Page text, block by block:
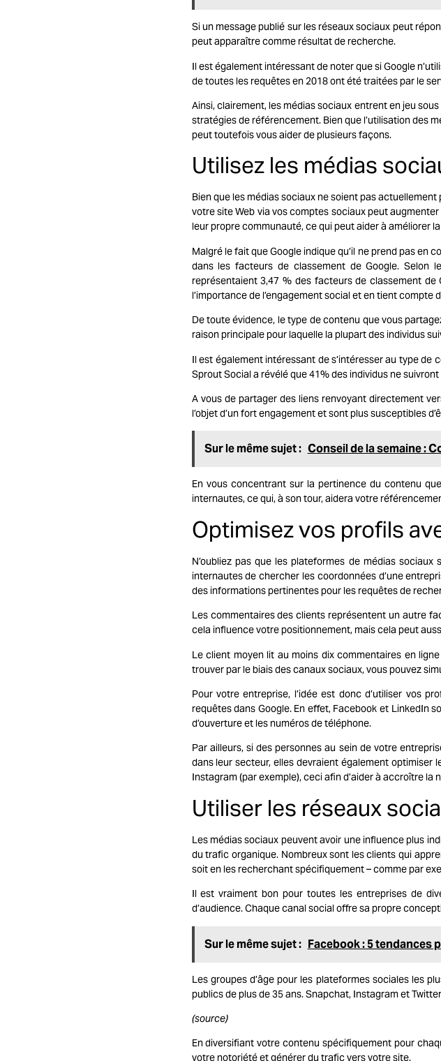
Si un message publié sur les réseaux sociaux peut
peut apparaître comme résultat de recherche.
Il est également intéressant de noter que si Google
de toutes les requêtes en 2018 ont été traitées par le
Ainsi, clairement, les médias sociaux entrent en jeu
stratégies de référencement. Bien que l’utilisation des
peut toutefois vous aider de plusieurs façons.
Utilisez les médias
Bien que les médias sociaux ne soient pas
votre site Web via vos comptes sociaux peut
leur propre communauté, ce qui peut aider à améliorer
Malgré le fait que Google indique qu’il ne prend pas en
dans les facteurs de classement de Google. Selon
représentaient 3,47 % des facteurs de classement
l’importance de l’engagement social et en tient
De toute évidence, le type de contenu que vous
raison principale pour laquelle la plupart des individus
Il est également intéressant de s’intéresser au type de
Sprout Social a révélé que 41% des individus ne
A vous de partager des liens renvoyant directement
l’objet d’un fort engagement et sont plus susceptibles
Sur le même sujet : Conseil de la semaine :
En vous concentrant sur la pertinence du contenu
internautes, ce qui, à son tour, aidera votre
Optimisez vos profils
N’oubliez pas que les plateformes de médias
internautes de chercher les coordonnées d’une
des informations pertinentes pour les requêtes de
Les commentaires des clients représentent un autre
cela influence votre positionnement, mais cela peut
Le client moyen lit au moins dix commentaires en
trouver par le biais des canaux sociaux, vous pouvez
Pour votre entreprise, l’idée est donc d’utiliser vos
requêtes dans Google. En effet, Facebook et LinkedIn
d’ouverture et les numéros de téléphone.
Par ailleurs, si des personnes au sein de votre
dans leur secteur, elles devraient également optimiser
Instagram (par exemple), ceci afin d’aider à accroître la
Utiliser les réseaux
Les médias sociaux peuvent avoir une influence plus
du trafic organique. Nombreux sont les clients qui
soit en les recherchant spécifiquement – comme par
Il est vraiment bon pour toutes les entreprises de
d’audience. Chaque canal social offre sa propre
Sur le même sujet : Facebook : 5 tendances
Les groupes d’âge pour les plateformes sociales les
publics de plus de 35 ans. Snapchat, Instagram et
(source)
En diversifiant votre contenu spécifiquement pour
votre notoriété et générer du trafic vers votre site.